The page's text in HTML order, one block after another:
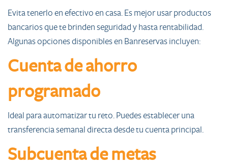
Evita tenerlo en efectivo en casa. Es mejor usar productos
bancarios que te brinden seguridad y hasta rentabilidad.
Algunas opciones disponibles en Banreservas incluyen:
Cuenta de ahorro
programado
Ideal para automatizar tu reto. Puedes establecer una
transferencia semanal directa desde tu cuenta principal.
Subcuenta de metas